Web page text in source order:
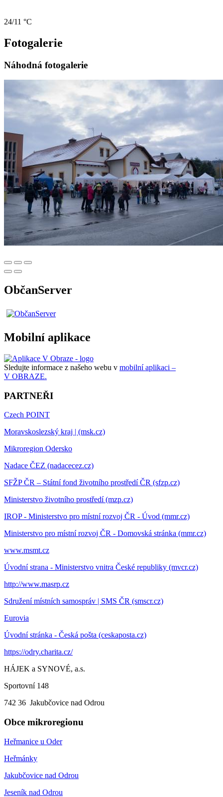
24/11 °C
Fotogalerie
Náhodná fotogalerie
ObčanServer
Mobilní aplikace
Sledujte informace z našeho webu v mobilní aplikaci –
V OBRAZE.
PARTNEŘI
Czech POINT
Moravskoslezský kraj | (msk.cz)
Mikroregion Odersko
Nadace ČEZ (nadacecez.cz)
SFŽP ČR – Státní fond životního prostředí ČR (sfzp.cz)
Ministerstvo životního prostředí (mzp.cz)
IROP - Ministerstvo pro místní rozvoj ČR - Úvod (mmr.cz)
Ministerstvo pro místní rozvoj ČR - Domovská stránka (mmr.cz)
www.msmt.cz
Úvodní strana - Ministerstvo vnitra České republiky (mvcr.cz)
http://www.masrp.cz
Sdružení místních samospráv | SMS ČR (smscr.cz)
Eurovia
Úvodní stránka - Česká pošta (ceskaposta.cz)
https://odry.charita.cz/
HÁJEK a SYNOVÉ, a.s.
Sportovní 148
742 36 Jakubčovice nad Odrou
Obce mikroregionu
Heřmanice u Oder
Heřmánky
Jakubčovice nad Odrou
Jeseník nad Odrou